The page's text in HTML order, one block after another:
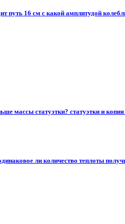
путь 16 см с какой амплитудой
массы статуэтки? статуэтки и
ли количество теплоты